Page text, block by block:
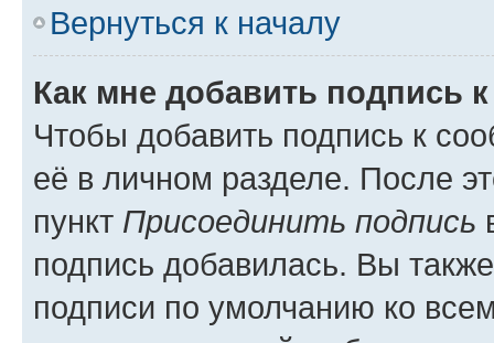
Вернуться к началу
Как мне добавить подпись
Чтобы добавить подпись к
её в личном разделе. После
пункт Присоединить подпись
подпись добавилась. Вы
подписи по умолчанию ко